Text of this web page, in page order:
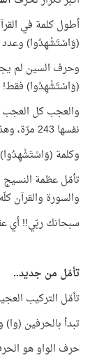
أطول كلمة في
(وَاسْتَشْهِدُوا) وعدد
وحرف السين لم
(وَاسْتَشْهِدُوا) فقط!
والعجب كل العجب
نفسها 243 مرّة، وهذا العدد =
وكلمة
تأمّل عظمة النسيج
والسورة والقرآن
سبحانك ربّي!! أي
تأمّل من جديد..
تأمّل التركيب
تبدأ بالحرفين
حرف الواو هو الحرف رقم 27 في قائمة